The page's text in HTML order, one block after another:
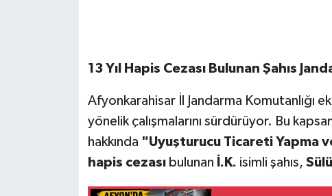
13 Yıl Hapis Cezası Bulunan Şahıs
Afyonkarahisar İl Jandarma Komutanlığı
yönelik çalışmalarını sürdürüyor. Bu
hakkında "Uyuşturucu Ticareti Yapma
hapis cezasıbulunan İ.K. isimli şahıs,